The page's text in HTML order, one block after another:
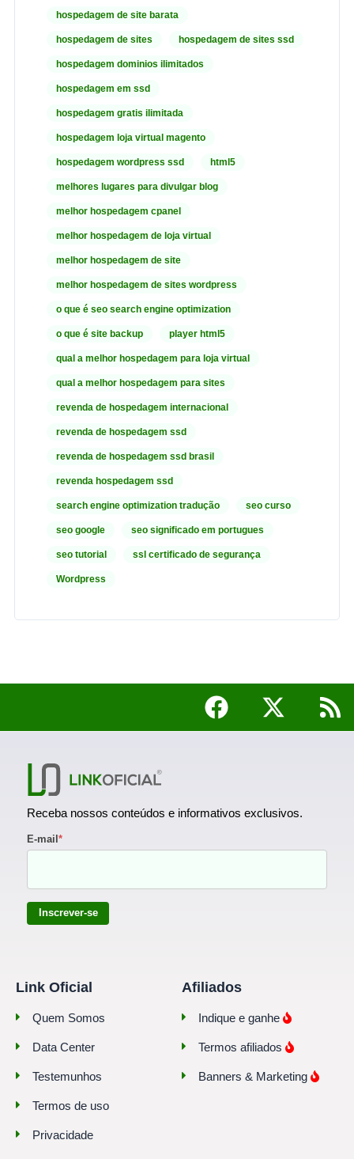
hospedagem de site barata
hospedagem de sites hospedagem de sites ssd
hospedagem dominios ilimitados
hospedagem em ssd
hospedagem gratis ilimitada
hospedagem loja virtual magento
hospedagem wordpress ssd html5
melhores lugares para divulgar blog
melhor hospedagem cpanel
melhor hospedagem de loja virtual
melhor hospedagem de site
melhor hospedagem de sites wordpress
o que é seo search engine optimization
o que é site backup player html5
qual a melhor hospedagem para loja virtual
qual a melhor hospedagem para sites
revenda de hospedagem internacional
revenda de hospedagem ssd
revenda de hospedagem ssd brasil
revenda hospedagem ssd
search engine optimization tradução seo curso
seo google seo significado em portugues
seo tutorial ssl certificado de segurança
Wordpress
Receba nossos conteúdos e informativos exclusivos.
E-mail*
Inscrever-se
Link Oficial
Quem Somos
Data Center
Testemunhos
Termos de uso
Privacidade
Afiliados
Indique e ganhe
Termos afiliados
Banners & Marketing